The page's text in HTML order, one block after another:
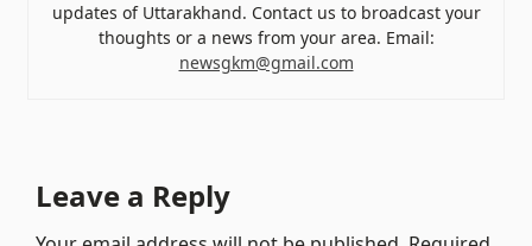
updates of Uttarakhand. Contact us to broadcast your
thoughts or a news from your area. Email:
newsgkm@gmail.com
Leave a Reply